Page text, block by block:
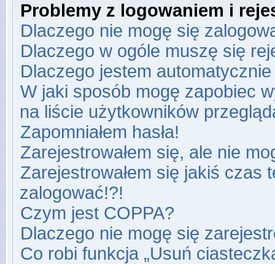
Problemy z logowaniem i
Dlaczego nie mogę się
Dlaczego w ogóle muszę się
Dlaczego jestem
W jaki sposób mogę zapobiec
na liście użytkowników
Zapomniałem hasła!
Zarejestrowałem się, ale nie
Zarejestrowałem się jakiś czas
zalogować!?!
Czym jest COPPA?
Dlaczego nie mogę się
Co robi funkcja „Usuń